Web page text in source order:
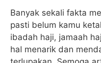
Banyak sekali fakta
pasti belum kamu
ibadah haji, jamaah
hal menarik dan